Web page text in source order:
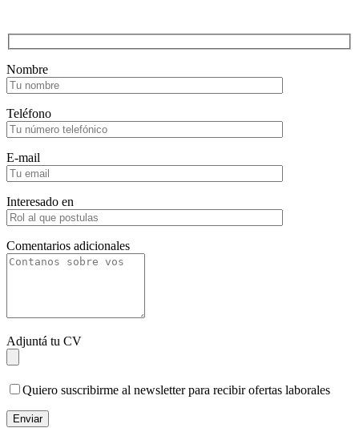
Nombre
Teléfono
E-mail
Interesado en
Comentarios adicionales
Adjuntá tu CV
Quiero suscribirme al newsletter para recibir ofertas laborales